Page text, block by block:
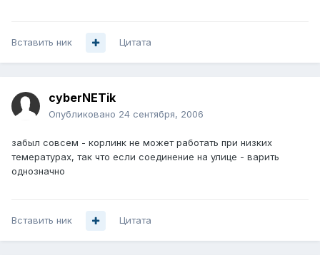
Вставить ник Цитата
cyberNETik
Опубликовано 24 сентября, 2006
забыл совсем - корлинк не может работать при низких
темературах, так что если соединение на улице - варить
однозначно
Вставить ник Цитата